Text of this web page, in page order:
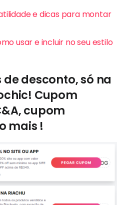
e dicas para montar
usar e incluir no seu estilo
desconto, só na
Cupom
cupom
mais !